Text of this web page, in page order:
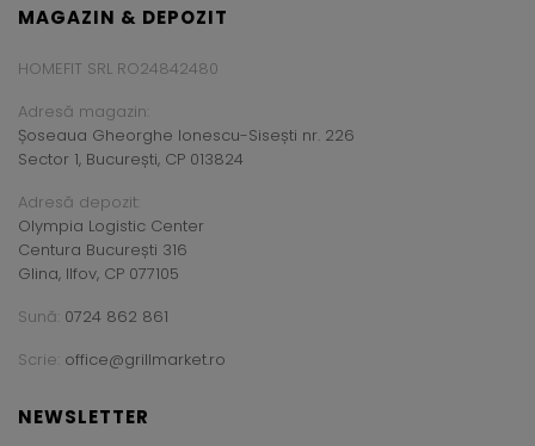
MAGAZIN & DEPOZIT
HOMEFIT SRL RO24842480
Adresă magazin:
Șoseaua Gheorghe Ionescu-Sisești nr. 226
Sector 1, București, CP 013824
Adresă depozit:
Olympia Logistic Center
Centura București 316
Glina, Ilfov, CP 077105
Sună: 0724 862 861
Scrie: office@grillmarket.ro
NEWSLETTER